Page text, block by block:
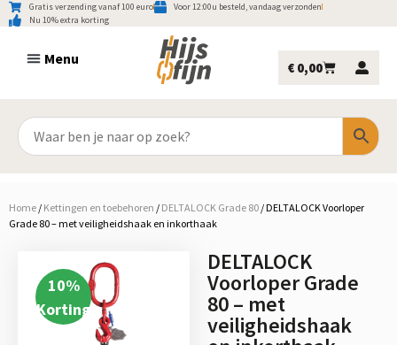
Gratis verzending vanaf 100 euro
Voor 12:00u besteld, vandaag verzonden
Nu 10% extra korting
€ 0,00
Home / Kettingen en toebehoren / DELTALOCK Grade 80 /DELTALOCK Voorloper
Grade 80 – met veiligheidshaak en inkorthaak
10%
Korting
DELTALOCK
Voorloper Grade
80 – met
veiligheidshaak